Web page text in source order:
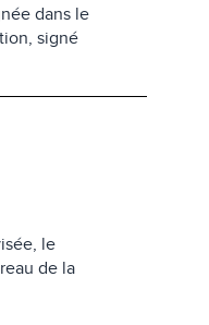
dans le
signé
le
de la